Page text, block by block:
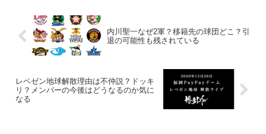
内川聖一なぜ2軍？移籍先の球団どこ？引
退の可能性も残されている
レペゼン地球解散理由は不仲説？ドッキ
リ？メンバーの今後はどうなるのか気に
なる